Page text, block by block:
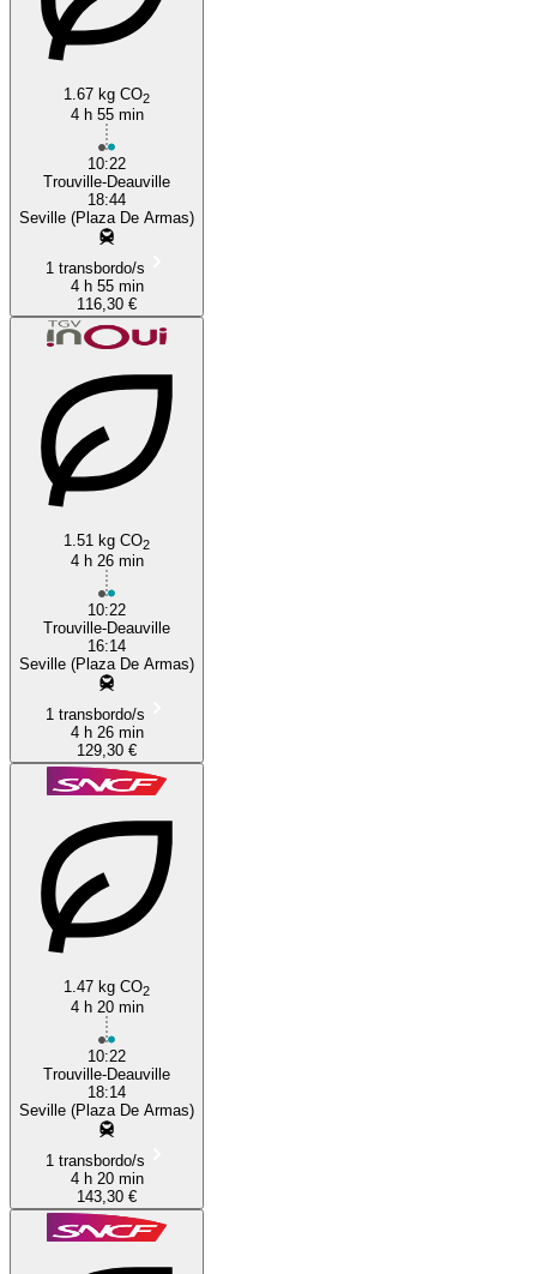
1.67 kg CO2
4 h 55 min
10:22
Trouville-Deauville
18:44
Seville (Plaza De Armas)
1 transbordo/s
4 h 55 min
116,30 €
1.51 kg CO2
4 h 26 min
10:22
Trouville-Deauville
16:14
Seville (Plaza De Armas)
1 transbordo/s
4 h 26 min
129,30 €
1.47 kg CO2
4 h 20 min
10:22
Trouville-Deauville
18:14
Seville (Plaza De Armas)
1 transbordo/s
4 h 20 min
143,30 €